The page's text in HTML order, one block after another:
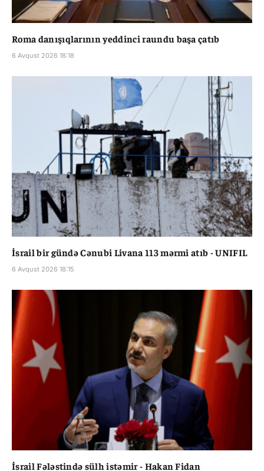
Roma danışıqlarının yeddinci raundu başa çatıb
6 Avqust 2026 18:18
İsrail bir gündə Cənubi Livana 113 mərmi atıb - UNIFIL
6 Avqust 2026 18:15
İsrail Fələstində sülh istəmir - Hakan Fidan